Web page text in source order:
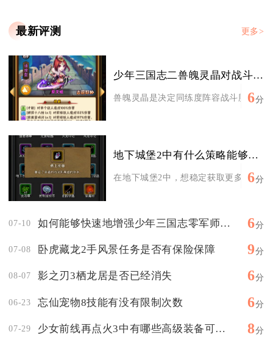
最新评测 更多>
少年三国志二兽魄灵晶对战斗的影响有多大
兽魄灵晶是决定同练度阵容战斗胜负的
6分
地下城堡2中有什么策略能够帮助我获得更多钻石
在地下城堡2中，想稳定获取更多钻石
6分
07-10 如何能够快速地增强少年三国志零军师的战斗能力 6分
07-08 卧虎藏龙2手风景任务是否有保险保障 9分
08-07 影之刃3栖龙居是否已经消失 6分
06-23 忘仙宠物8技能有没有限制次数 6分
07-29 少女前线再点火3中有哪些高级装备可以获取 8分